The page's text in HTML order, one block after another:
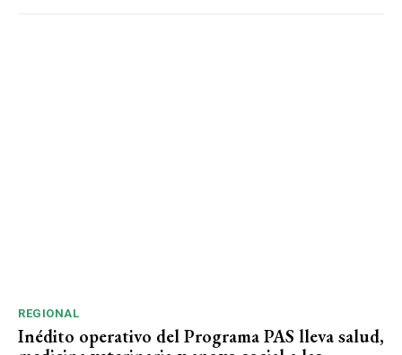
REGIONAL
Inédito operativo del Programa PAS lleva salud,